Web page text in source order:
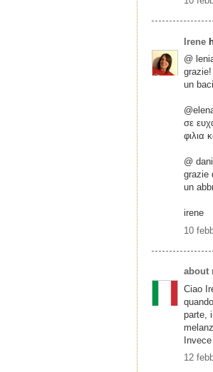
Irene
@
un
σε
φιλια
@ dani
grazie
un
irene
10
about
Ciao
parte,
12